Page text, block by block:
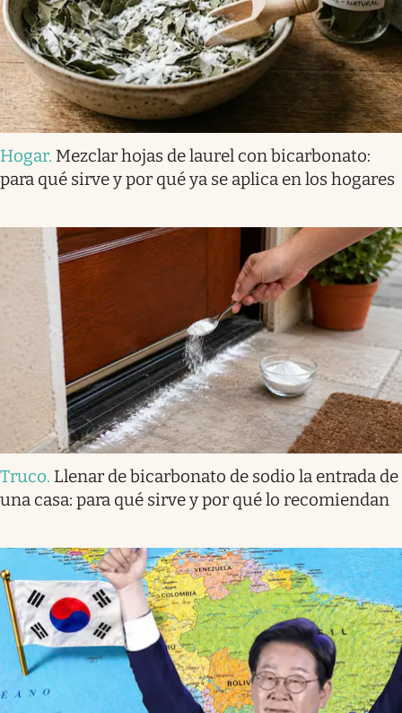
Hogar. Mezclar hojas de laurel con bicarbonato:
para qué sirve y por qué ya se aplica en los hogares
Truco. Llenar de bicarbonato de sodio la entrada de
una casa: para qué sirve y por qué lo recomiendan